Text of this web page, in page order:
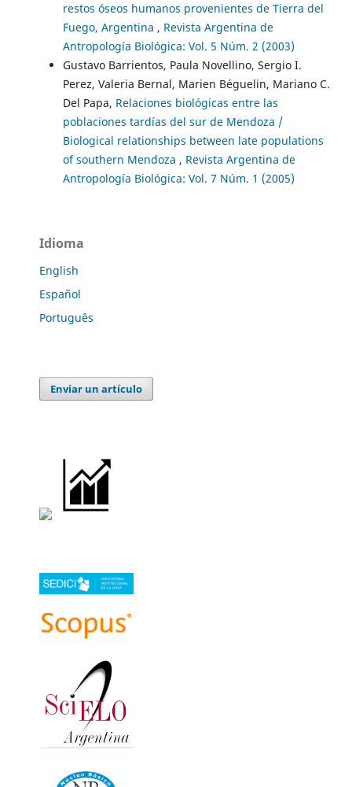
restos óseos humanos provenientes de Tierra del
Fuego, Argentina , Revista Argentina de
Antropología Biológica: Vol. 5 Núm. 2 (2003)
Gustavo Barrientos, Paula Novellino, Sergio I.
Perez, Valeria Bernal, Marien Béguelin, Mariano C.
Del Papa, Relaciones biológicas entre las
poblaciones tardías del sur de Mendoza /
Biological relationships between late populations
of southern Mendoza , Revista Argentina de
Antropología Biológica: Vol. 7 Núm. 1 (2005)
Idioma
English
Español
Português
Enviar un artículo